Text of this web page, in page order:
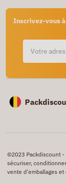
Inscrivez-vous
©2023 Packdiscount -
sécuriser,
vente d'emballages et